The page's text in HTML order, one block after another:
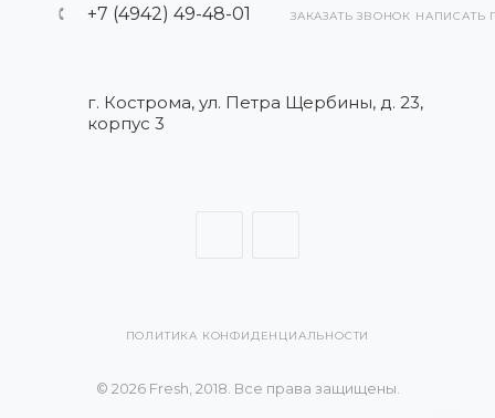
+7 (4942) 49-48-01 ЗАКАЗАТЬ ЗВОНОК НАПИСАТЬ
г. Кострома, ул. Петра Щербины, д. 23,
корпус 3
ПОЛИТИКА КОНФИДЕНЦИАЛЬНОСТИ
© 2026 Fresh, 2018. Все права защищены.